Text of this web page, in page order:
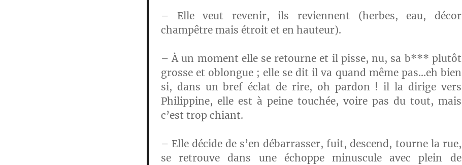
– Elle veut revenir, ils reviennent (herbes, eau, décor
champêtre mais étroit et en hauteur).
– À un moment elle se retourne et il pisse, nu, sa b*** plutôt
grosse et oblongue ; elle se dit il va quand même pas…eh bien
si, dans un bref éclat de rire, oh pardon ! il la dirige vers
Philippine, elle est à peine touchée, voire pas du tout, mais
c’est trop chiant.
– Elle décide de s’en débarrasser, fuit, descend, tourne la rue,
se retrouve dans une échoppe minuscule avec plein de